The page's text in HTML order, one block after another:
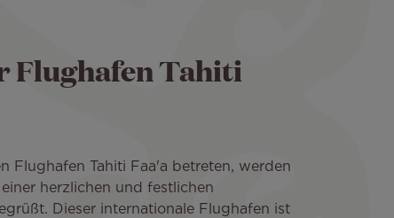
Tahiti
Flughafen Tahiti Faa'a betreten, werden
herzlichen und festlichen
Dieser internationale Flughafen ist